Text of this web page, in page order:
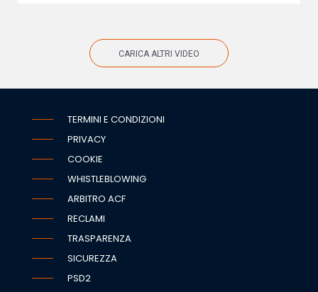
CARICA ALTRI VIDEO
TERMINI E CONDIZIONI
PRIVACY
COOKIE
WHISTLEBLOWING
ARBITRO ACF
RECLAMI
TRASPARENZA
SICUREZZA
PSD2